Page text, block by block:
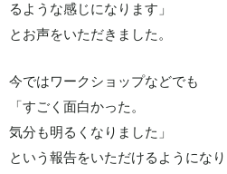
るような感じになります」
とお声をいただきました。
今ではワークショップなどでも
「すごく面白かった。
気分も明るくなりました」
という報告をいただけるようにな